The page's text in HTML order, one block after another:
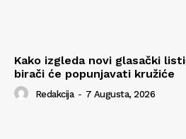
Kako izgleda novi glasački
birači će popunjavati kružiće
Redakcija - 7 Augusta, 2026